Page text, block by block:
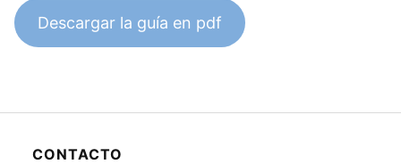
Descargar la guía en pdf
CONTACTO